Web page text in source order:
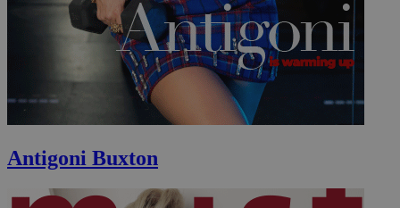
Antigoni Buxton